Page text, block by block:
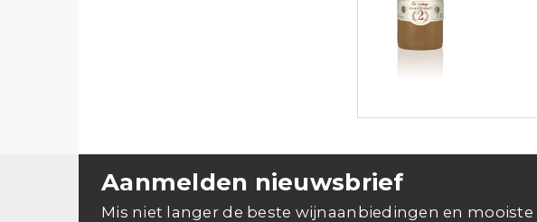
Aanmelden nieuwsbrief
Mis niet langer de beste wijnaanbiedingen en mooiste